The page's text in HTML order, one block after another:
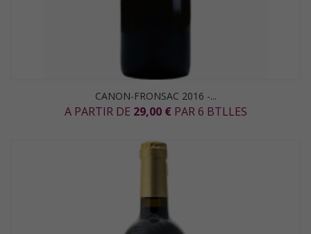
CANON-FRONSAC 2016 -...
A PARTIR DE 29,00 € PAR 6 BTLLES